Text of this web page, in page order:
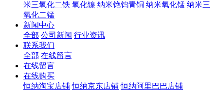
米三氧化二铁 氧化镍 纳米铯钨青铜 纳米氧化锰 纳米三
氧化二锰
新闻中心
全部 公司新闻 行业资讯
联系我们
全部 在线留言
在线留言
在线购买
恒纳淘宝店铺 恒纳京东店铺 恒纳阿里巴巴店铺